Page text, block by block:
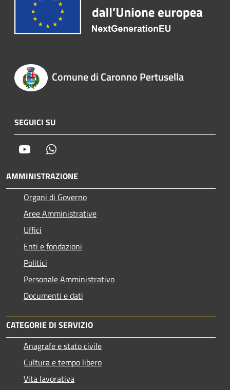
Comune di Caronno Pertusella
SEGUICI SU
Youtube
AMMINISTRAZIONE
Organi di Governo
Aree Amministrative
Uffici
Enti e fondazioni
Politici
Personale Amministrativo
Documenti e dati
CATEGORIE DI SERVIZIO
Anagrafe e stato civile
Cultura e tempo libero
Vita lavorativa